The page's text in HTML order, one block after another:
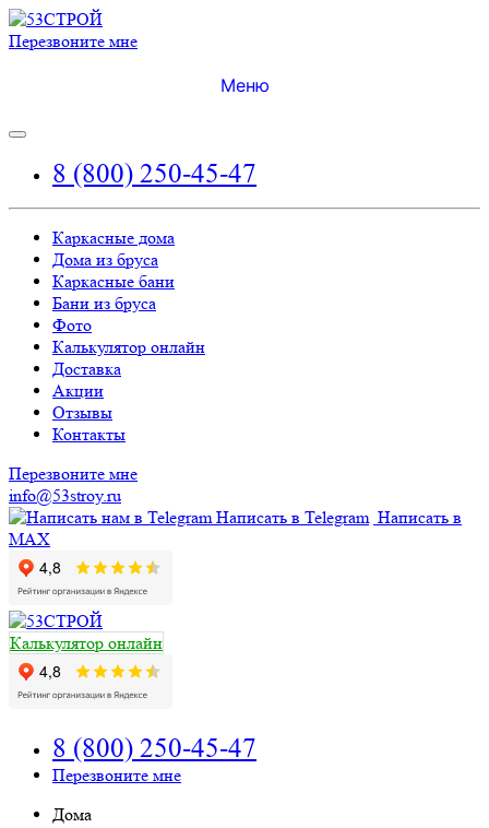
Перезвоните мне
Меню
8 (800) 250-45-47
Каркасные дома
Дома из бруса
Каркасные бани
Бани из бруса
Фото
Калькулятор онлайн
Доставка
Акции
Отзывы
Контакты
Перезвоните мне
info@53stroy.ru
Написать в Telegram Написать в
MAX
Калькулятор онлайн
8 (800) 250-45-47
Перезвоните мне
Дома